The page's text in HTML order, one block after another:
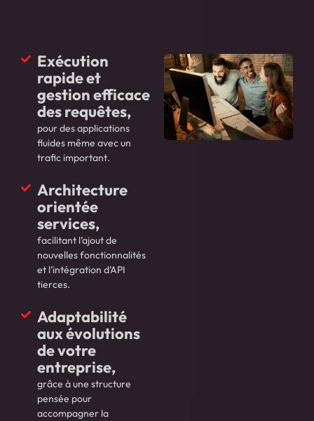
Exécution
rapide et
gestion efficace
des requêtes,
pour des applications
fluides même avec un
trafic important.
Architecture
orientée
services,
facilitant l’ajout de
nouvelles fonctionnalités
et l’intégration d’API
tierces.
Adaptabilité
aux évolutions
de votre
entreprise,
grâce à une structure
pensée pour
accompagner la